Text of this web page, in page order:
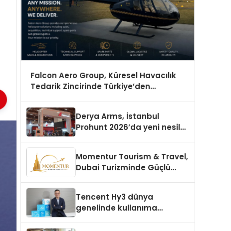
Falcon Aero Group, Küresel Havacılık
Tedarik Zincirinde Türkiye’den
Derya Arms, İstanbul
Prohunt 2026’da yeni nesil
Momentur Tourism & Travel,
Dubai Turizminde Güçlü
Tencent Hy3 dünya
genelinde kullanıma